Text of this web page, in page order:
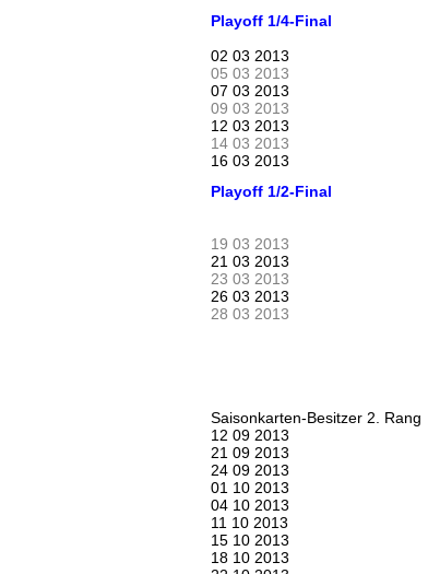
Playoff 1/4-Final
02 03 2013
05 03 2013
07 03 2013
09 03 2013
12 03 2013
14 03 2013
16 03 2013
Playoff 1/2-Final
19 03 2013
21 03 2013
23 03 2013
26 03 2013
28 03 2013
Saisonkarten-Besitzer 2. Rang
12 09 2013
21 09 2013
24 09 2013
01 10 2013
04 10 2013
11 10 2013
15 10 2013
18 10 2013